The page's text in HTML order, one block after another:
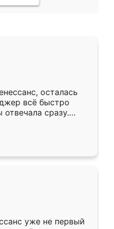
осталась
всё быстро
сразу.
подошёл к
Собрали
аккуратно, даже
уже не первый